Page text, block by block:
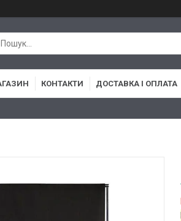
КОНТАКТИ ДОСТАВКА І ОПЛАТА